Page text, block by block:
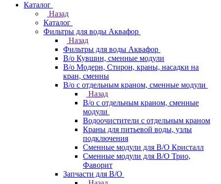
Каталог
Назад
Каталог
Фильтры для воды Аквафор
Назад
Фильтры для воды Аквафор
В/о Кувшин, сменные модули
В/о Модерн, Стирон, краны, насадки на
кран, сменны
В/о с отдельным краном, сменные модули
Назад
В/о с отдельным краном, сменные
модули
Водоочистители с отдельным краном
Краны для питьевой воды, узлы
подключения
Сменные модули для В/О Кристалл
Сменные модули для В/О Трио,
Фаворит
Запчасти для В/О